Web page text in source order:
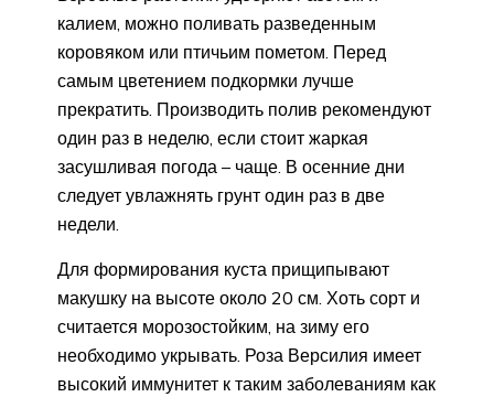
калием, можно поливать разведенным
коровяком или птичьим пометом. Перед
самым цветением подкормки лучше
прекратить. Производить полив рекомендуют
один раз в неделю, если стоит жаркая
засушливая погода – чаще. В осенние дни
следует увлажнять грунт один раз в две
недели.
Для формирования куста прищипывают
макушку на высоте около 20 см. Хоть сорт и
считается морозостойким, на зиму его
необходимо укрывать. Роза Версилия имеет
высокий иммунитет к таким заболеваниям как